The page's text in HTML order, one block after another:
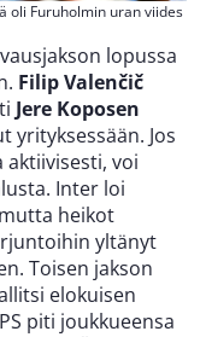
oli Furuholmin uran viides
lopussa
Filip Valenčič
Jere Koposen
yrityksessään. Jos
voi
Inter loi
heikot
yltänyt
Toisen jakson
elokuisen
piti joukkueensa